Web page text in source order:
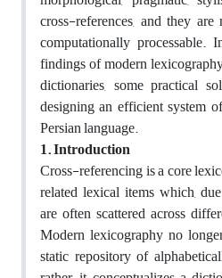
cross-references, and they
computationally
findings of modern
dictionaries, some practical
designing an efficient system
Persian language.
1.Introduction
Cross-referencing is a core
related lexical items which,
are often scattered across
Modern lexicography no
static repository of